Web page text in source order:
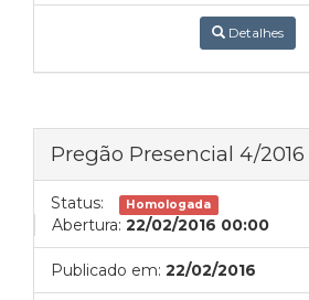
Detalhes
Pregão Presencial 4/2016
Status: Homologada
Abertura: 22/02/2016 00:00
Publicado em: 22/02/2016